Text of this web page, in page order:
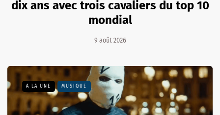
dix ans avec trois cavaliers du top 10
mondial
9 août 2026
A LA UNE MUSIQUE